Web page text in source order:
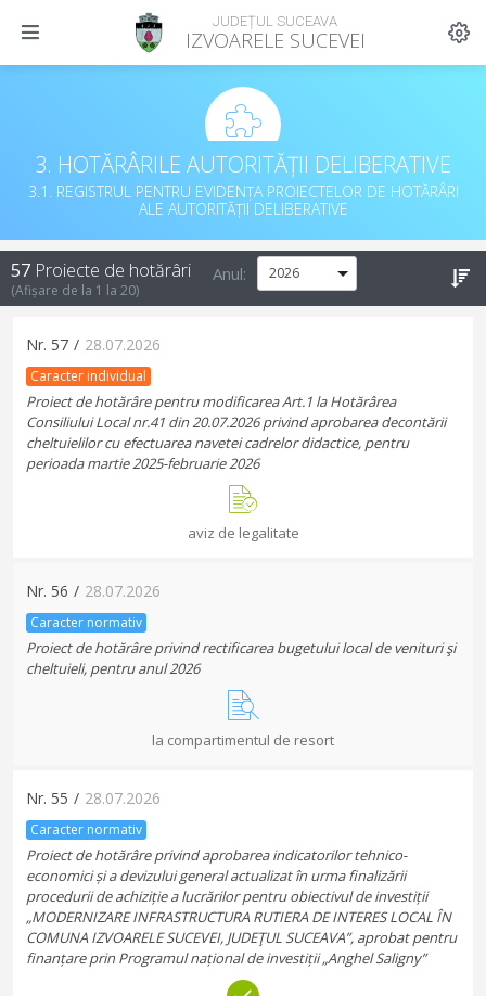
JUDEȚUL SUCEAVA
IZVOARELE SUCEVEI
3. HOTĂRÂRILE AUTORITĂȚII DELIBERATIVE
3.1. REGISTRUL PENTRU EVIDENȚA PROIECTELOR DE HOTĂRÂRI
ALE AUTORITĂȚII DELIBERATIVE
57 Proiecte de hotărâri
(Afișare de la 1 la 20)
Anul:
Nr. 57 / 28.07.2026
Caracter individual
Proiect de hotărâre pentru modificarea Art.1 la Hotărârea
Consiliului Local nr.41 din 20.07.2026 privind aprobarea decontării
cheltuielilor cu efectuarea navetei cadrelor didactice, pentru
perioada martie 2025-februarie 2026
aviz de legalitate
Nr. 56 / 28.07.2026
Caracter normativ
Proiect de hotărâre privind rectificarea bugetului local de venituri şi
cheltuieli, pentru anul 2026
la compartimentul de resort
Nr. 55 / 28.07.2026
Caracter normativ
Proiect de hotărâre privind aprobarea indicatorilor tehnico-
economici și a devizului general actualizat în urma finalizării
procedurii de achiziție a lucrărilor pentru obiectivul de investiții
„MODERNIZARE INFRASTRUCTURA RUTIERA DE INTERES LOCAL ÎN
COMUNA IZVOARELE SUCEVEI, JUDEŢUL SUCEAVA”, aprobat pentru
finanțare prin Programul național de investiții „Anghel Saligny”